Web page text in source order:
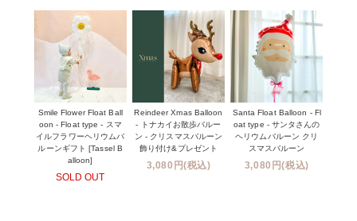
Smile Flower Float Ball
oon - Float type - スマ
イルフラワーヘリウムバ
ルーンギフト [Tassel B
alloon]
SOLD OUT
Reindeer Xmas Balloon
- トナカイお散歩バルー
ン - クリスマスバルーン
飾り付け&プレゼント
3,080円(税込)
Santa Float Balloon - Fl
oat type - サンタさんの
ヘリウムバルーン クリ
スマスバルーン
3,080円(税込)